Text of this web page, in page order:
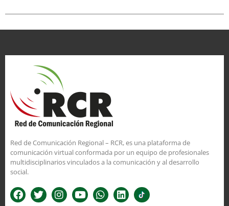
Red de Comunicación Regional – RCR, es una plataforma de
comunicación virtual conformada por un equipo de profesionales
multidisciplinarios vinculados a la comunicación y al desarrollo
social.